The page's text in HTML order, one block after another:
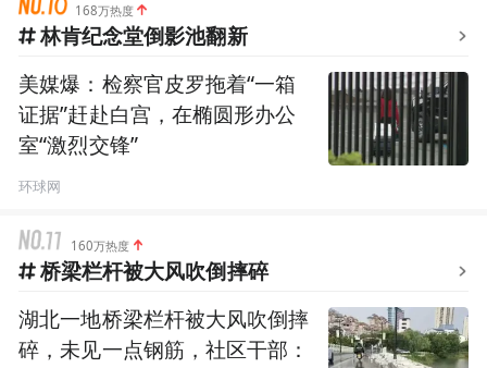
168万热度
林肯纪念堂倒影池翻新
美媒爆：检察官皮罗拖着“一箱
证据”赶赴白宫，在椭圆形办公
室“激烈交锋”
环球网
160万热度
桥梁栏杆被大风吹倒摔碎
湖北一地桥梁栏杆被大风吹倒摔
碎，未见一点钢筋，社区干部：